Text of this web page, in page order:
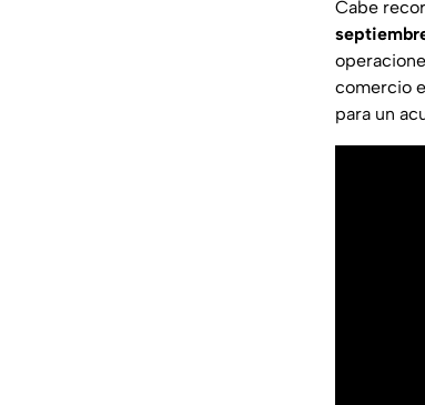
Cabe
comercio
para un